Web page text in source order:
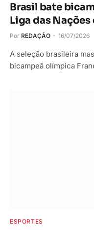
Brasil bate
Liga das Nações
Por REDAÇÃO 16/07/2026
A seleção brasileira
bicampeã olímpica
ESPORTES